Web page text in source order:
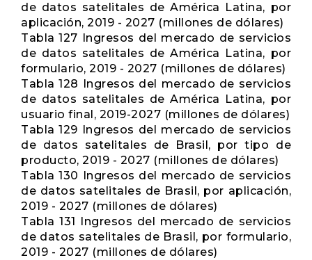
de datos satelitales de América Latina, por
aplicación, 2019 - 2027 (millones de dólares)
Tabla 127 Ingresos del mercado de servicios
de datos satelitales de América Latina, por
formulario, 2019 - 2027 (millones de dólares)
Tabla 128 Ingresos del mercado de servicios
de datos satelitales de América Latina, por
usuario final, 2019-2027 (millones de dólares)
Tabla 129 Ingresos del mercado de servicios
de datos satelitales de Brasil, por tipo de
producto, 2019 - 2027 (millones de dólares)
Tabla 130 Ingresos del mercado de servicios
de datos satelitales de Brasil, por aplicación,
2019 - 2027 (millones de dólares)
Tabla 131 Ingresos del mercado de servicios
de datos satelitales de Brasil, por formulario,
2019 - 2027 (millones de dólares)